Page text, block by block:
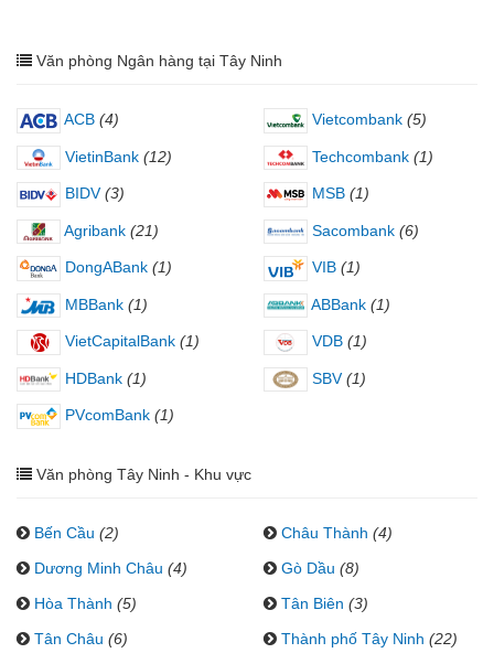
Văn phòng Ngân hàng tại Tây Ninh
ACB (4) Vietcombank (5)
VietinBank (12) Techcombank (1)
BIDV (3) MSB (1)
Agribank (21) Sacombank (6)
DongABank (1) VIB (1)
MBBank (1) ABBank (1)
VietCapitalBank (1) VDB (1)
HDBank (1) SBV (1)
PVcomBank (1)
Văn phòng Tây Ninh - Khu vực
Bến Cầu (2) Châu Thành (4)
Dương Minh Châu (4) Gò Dầu (8)
Hòa Thành (5) Tân Biên (3)
Tân Châu (6) Thành phố Tây Ninh (22)